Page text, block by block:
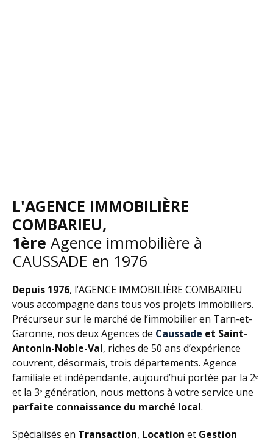
L'AGENCE IMMOBILIÈRE
COMBARIEU,
1ère Agence immobilière à
CAUSSADE en 1976
Depuis 1976, l’AGENCE IMMOBILIÈRE COMBARIEU
vous accompagne dans tous vos projets immobiliers.
Précurseur sur le marché de l’immobilier en Tarn-et-
Garonne, nos deux Agences de Caussade et Saint-
Antonin-Noble-Val, riches de 50 ans d’expérience
couvrent, désormais, trois départements. Agence
familiale et indépendante, aujourd’hui portée par la 2ᵉ
et la 3ᵉ génération, nous mettons à votre service une
parfaite connaissance du marché local.
Spécialisés en Transaction, Location et Gestion